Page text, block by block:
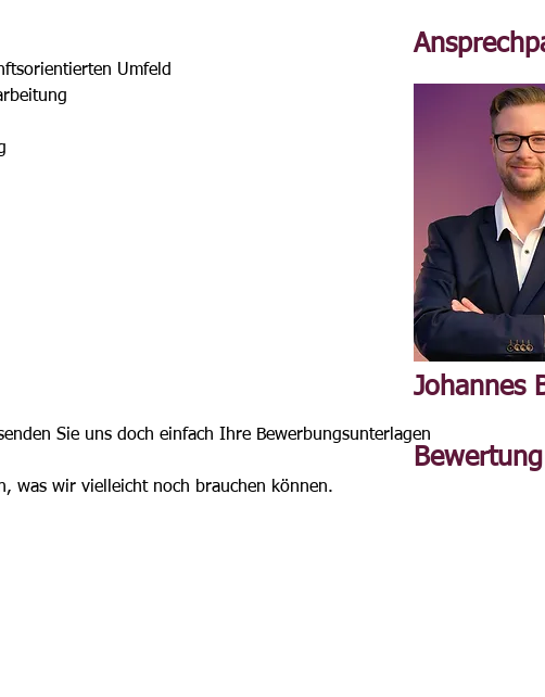
Umfeld
Sie uns doch einfach Ihre Bewerbungsunterlagen
was wir vielleicht noch brauchen können.
Johannes
Bewertung